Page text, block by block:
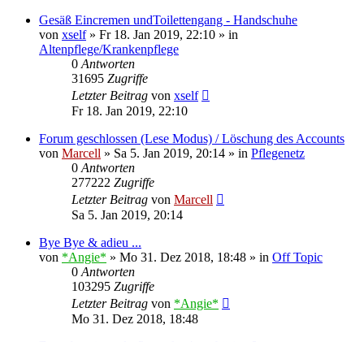
Gesäß Eincremen undToilettengang - Handschuhe
von xself» Fr 18. Jan 2019, 22:10 » in
Altenpflege/Krankenpflege
0 Antworten
31695 Zugriffe
Letzter Beitrag von xself
Fr 18. Jan 2019, 22:10
Forum geschlossen (Lese Modus) / Löschung des Accounts
von Marcell » Sa 5. Jan 2019, 20:14 » in Pflegenetz
0 Antworten
277222 Zugriffe
Letzter Beitrag von Marcell
Sa 5. Jan 2019, 20:14
Bye Bye & adieu ...
von *Angie* » Mo 31. Dez 2018, 18:48 » in Off Topic
0 Antworten
103295 Zugriffe
Letzter Beitrag von *Angie*
Mo 31. Dez 2018, 18:48